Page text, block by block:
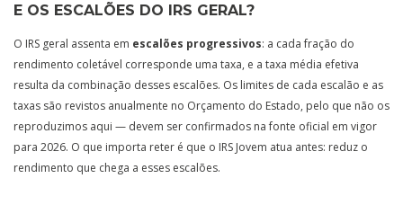
E OS ESCALÕES DO IRS GERAL?
O IRS geral assenta em escalões progressivos: a cada fração do
rendimento coletável corresponde uma taxa, e a taxa média efetiva
resulta da combinação desses escalões. Os limites de cada escalão e as
taxas são revistos anualmente no Orçamento do Estado, pelo que não os
reproduzimos aqui — devem ser confirmados na fonte oficial em vigor
para 2026. O que importa reter é que o IRS Jovem atua antes: reduz o
rendimento que chega a esses escalões.